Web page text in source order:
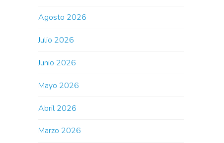
Agosto 2026
Julio 2026
Junio 2026
Mayo 2026
Abril 2026
Marzo 2026